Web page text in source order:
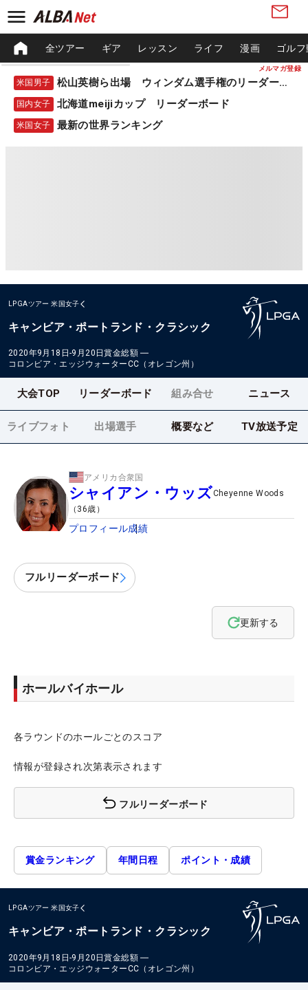
メルマガ登録
全ツアー ギア レッスン ライフ 漫画 ゴル
米国男子 松山英樹ら出場 ウィンダム選手権のリーダーボード
国内女子 北海道meijiカップ リーダーボード
米国女子 最新の世界ランキング
LPGAツアー 米国女子
キャンビア・ポートランド・クラシック
2020年9月18日-9月20日賞金総額 ―
コロンビア・エッジウォーターCC（オレゴン州）
大会TOP リーダーボード 組み合せ ニュース
ライブフォト 出場選手 概要など TV放送予定
アメリカ合衆国
シャイアン・ウッズCheyenne Woods
（ 36歳）
プロフィール成績
フルリーダーボード
更新する
ホールバイホール
各ラウンドのホールごとのスコア
情報が登録され次第表示されます
フルリーダーボード
賞金ランキング 年間日程 ポイント・成績
LPGAツアー 米国女子
キャンビア・ポートランド・クラシック
2020年9月18日-9月20日賞金総額 ―
コロンビア・エッジウォーターCC（オレゴン州）